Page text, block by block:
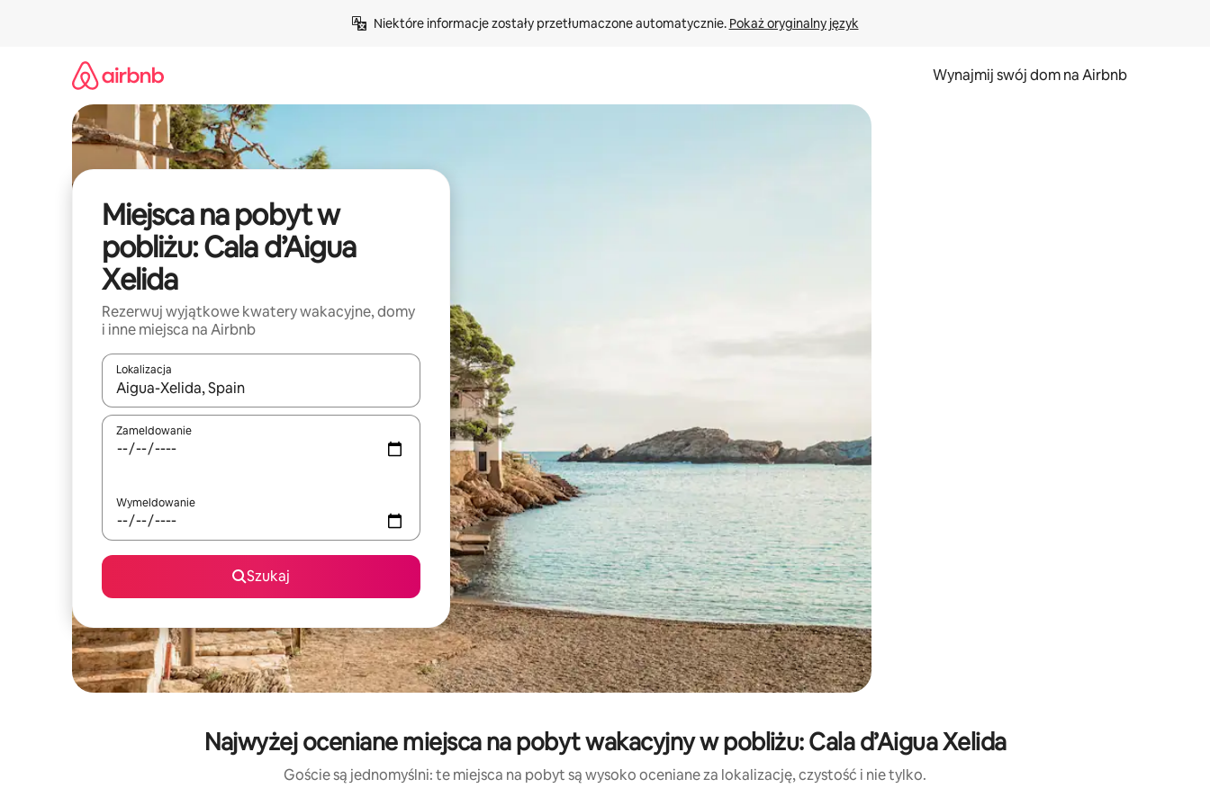
Niektóre informacje zostały przetłumaczone automatycznie. Pokaż oryginalny język
Wynajmij swój dom na Airbnb
Miejsca na pobyt w
pobliżu: Cala d’Aigua
Xelida
Rezerwuj wyjątkowe kwatery wakacyjne, domy
i inne miejsca na Airbnb
Lokalizacja
Gdy wyniki będą dostępne, możesz poruszać się po nich za pomocą klawiszy strzałek w górę i w dół lub przeglądać je za pomocą gestów dotykowych lub przesuwania.
Zameldowanie
Wymeldowanie
Szukaj
Najwyżej oceniane miejsca na pobyt wakacyjny w pobliżu: Cala d’Aigua Xelida
Goście są jednomyślni: te miejsca na pobyt są wysoko oceniane za lokalizację, czystość i nie tylko.